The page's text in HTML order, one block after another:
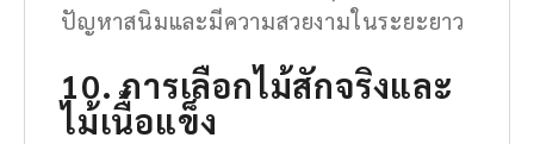
ปัญหาสนิมและมีความสวยงามในระยะยาว
10. การเลือกไม้สักจริงและ
ไม้เนื้อแข็ง